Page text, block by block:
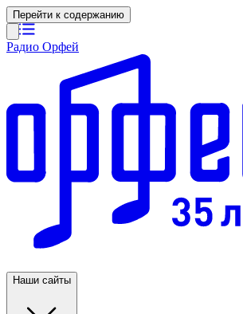
Перейти к содержанию
Радио Орфей
Наши сайты